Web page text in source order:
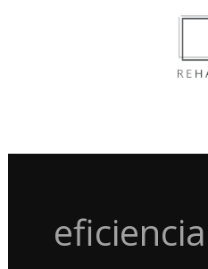
eficiencia